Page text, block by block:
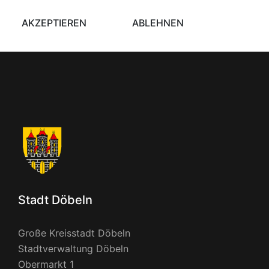
Stadt Döbeln
Große Kreisstadt Döbeln
Stadtverwaltung Döbeln
Obermarkt 1
AKZEPTIEREN ABLEHNEN